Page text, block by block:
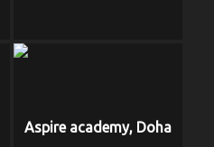
Aspire academy, Doha